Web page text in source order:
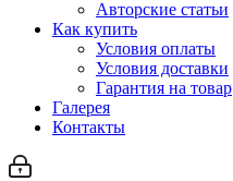
Авторские статьи
Как купить
Условия оплаты
Условия доставки
Гарантия на товар
Галерея
Контакты